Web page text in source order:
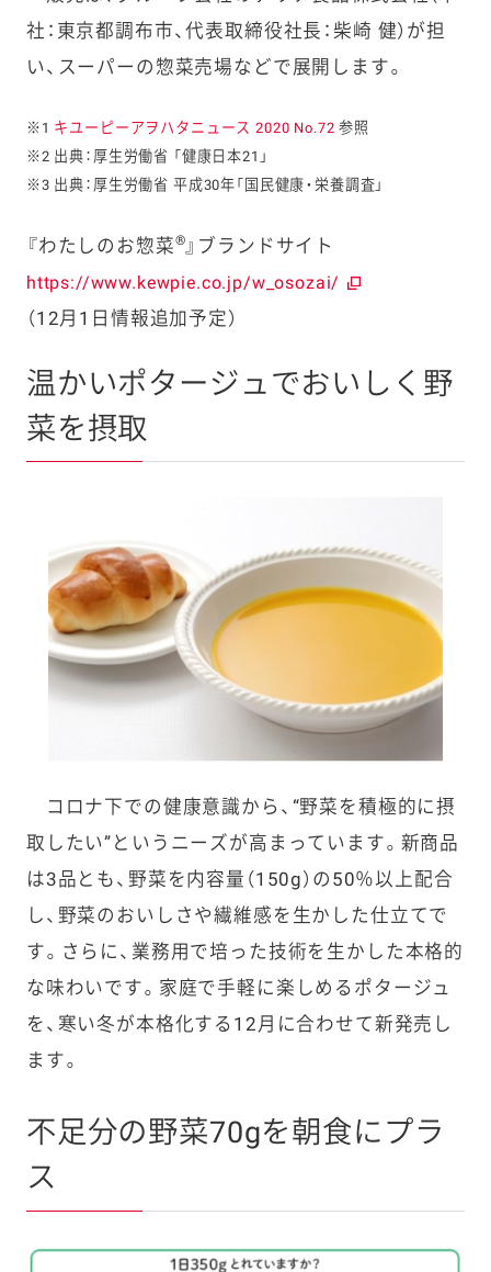
社：東京都調布市、代表取締役社長：柴崎 健）が担
い、スーパーの惣菜売場などで展開します。
※1 キユーピーアヲハタニュース 2020 No.72 参照
※2 出典：厚生労働省 「健康日本21」
※3 出典：厚生労働省 平成30年「国民健康・栄養調査」
『わたしのお惣菜® 』ブランドサイト
https://www.kewpie.co.jp/w_osozai/
（12月1日情報追加予定）
温かいポタージュでおいしく野
菜を摂取
コロナ下での健康意識から、“野菜を積極的に摂
取したい”というニーズが高まっています。新商品
は3品とも、野菜を内容量（150g）の50％以上配合
し、野菜のおいしさや繊維感を生かした仕立てで
す。さらに、業務用で培った技術を生かした本格的
な味わいです。家庭で手軽に楽しめるポタージュ
を、寒い冬が本格化する12月に合わせて新発売し
ます。
不足分の野菜70gを朝食にプラ
ス